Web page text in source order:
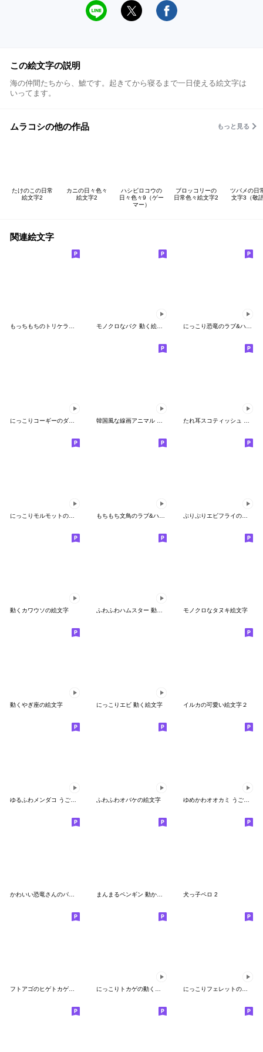
この絵文字の説明
海の仲間たちから、鯱です。起きてから寝るまで一日使える絵文字は
いってます。
ムラコシの他の作品 もっと見る
たけのこの日常
絵文字2
カニの日々色々
絵文字2
ハシビロコウの
日々色々9（ゲー
マー）
ブロッコリーの
日常色々絵文字2
ツバメの日
文字3（敬
関連絵文字
にっこり恐竜のラブ&ハート 動く絵文字
にっこりコーギーのダンス 動く絵文字 韓国風な線画アニマル 動く絵文字 たれ耳スコティッシュ 動く絵文字
ぷりぷりエビフライの動く絵文字
動くカワウソの絵文字 モノクロなタヌキ絵文字
動くやぎ座の絵文字 にっこりエビ 動く絵文字 イルカの可愛い絵文字２
ふわふわオバケの絵文字 ゆめかわオオカミ うごく絵文字
犬っ子ペロ 2
フトアゴのヒゲトカゲ絵文字 にっこりトカゲの動く絵文字２ にっこりフェレットのダンス 動く絵文字